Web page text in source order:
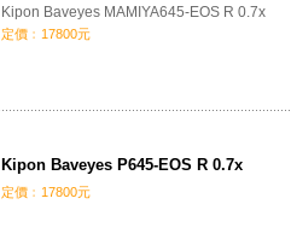
Kipon Baveyes MAMIYA645-EOS R 0.7x
定價﹕17800元
Kipon Baveyes P645-EOS R 0.7x
定價﹕17800元